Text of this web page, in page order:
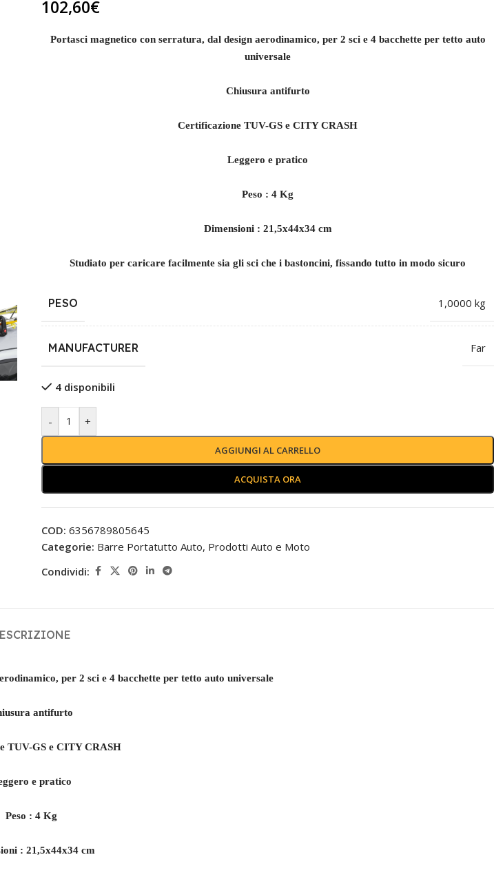
102,60€
Portasci magnetico con serratura, dal design aerodinamico, per 2 sci e 4 bacchette per tetto auto
universale
Chiusura antifurto
Certificazione TUV-GS e CITY CRASH
Leggero e pratico
Peso : 4 Kg
Dimensioni : 21,5x44x34 cm
Studiato per caricare facilmente sia gli sci che i bastoncini, fissando tutto in modo sicuro
PESO 1,0000 kg
MANUFACTURER Far
4 disponibili
- +
AGGIUNGI AL CARRELLO
ACQUISTA ORA
COD: 6356789805645
Categorie: Barre Portatutto Auto, Prodotti Auto e Moto
Condividi:
per 2 sci e 4 bacchette per tetto auto universale
antifurto
TUV-GS e CITY CRASH
e pratico
Peso : 4 Kg
: 21,5x44x34 cm